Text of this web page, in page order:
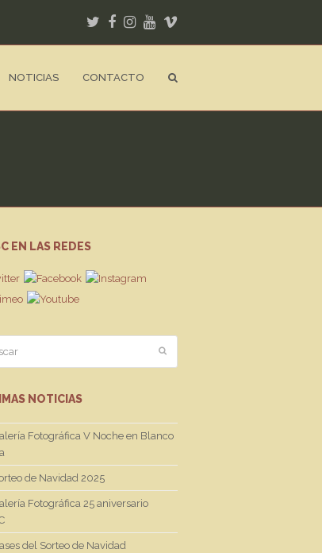
Twitter
Facebook
Instagram
Youtube
NOTICIAS CONTACTO
EN LAS REDES
NOTICIAS
Fotográfica V Noche en Blanco
de Navidad 2025
Fotográfica 25 aniversario
del Sorteo de Navidad